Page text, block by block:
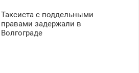
Таксиста с поддельными
правами задержали в
Волгограде